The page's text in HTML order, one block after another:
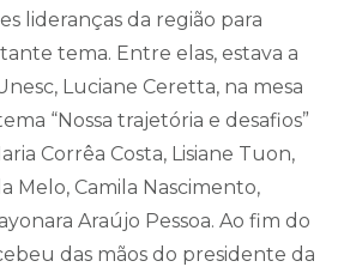
lideranças da região para
tema. Entre elas, estava a
Luciane Ceretta, na mesa
“Nossa trajetória e desafios”
Corrêa Costa, Lisiane Tuon,
Melo, Camila Nascimento,
Araújo Pessoa. Ao fim do
das mãos do presidente da